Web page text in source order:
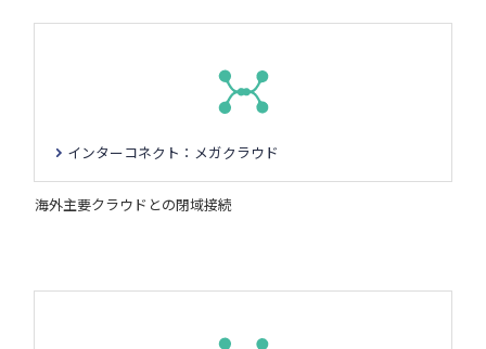
インターコネクト：メガクラウド
海外主要クラウドとの閉域接続